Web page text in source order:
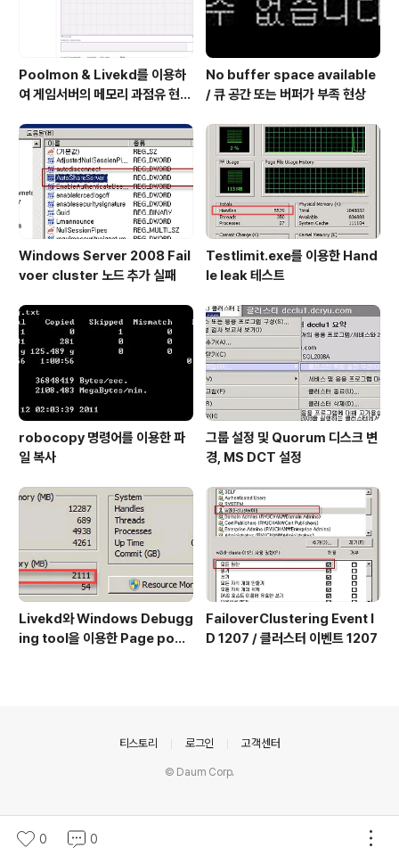
Poolmon & Livekd를 이용하
여 게임서버의 메모리 과점유 현상
No buffer space available
/ 큐 공간 또는 버퍼가 부족 현상
Windows Server 2008 Fail
voer cluster 노드 추가 실패
Testlimit.exe를 이용한 Hand
le leak 테스트
robocopy 명령어를 이용한 파
일 복사
그룹 설정 및 Quorum 디스크 변
경, MS DCT 설정
Livekd와 Windows Debugg
ing tool을 이용한 Page pool
FailoverClustering Event I
D 1207 / 클러스터 이벤트 1207
0 0
티스토리 로그인 고객센터
© Daum Corp.